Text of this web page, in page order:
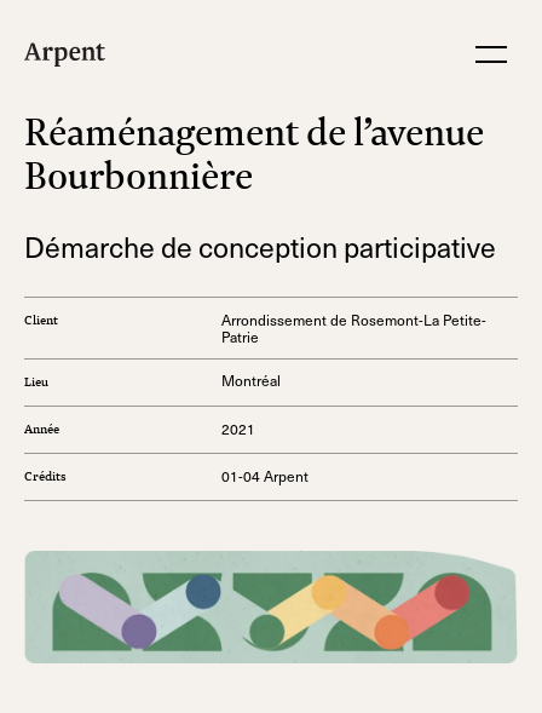
Réaménagement de l’avenue
Bourbonnière
Démarche de conception participative
Client Arrondissement de Rosemont-La Petite-
Patrie
Lieu Montréal
Année 2021
Crédits 01-04 Arpent